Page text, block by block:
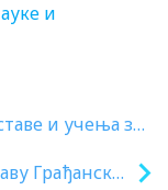
и
и учења за
наставе за
Грађанског